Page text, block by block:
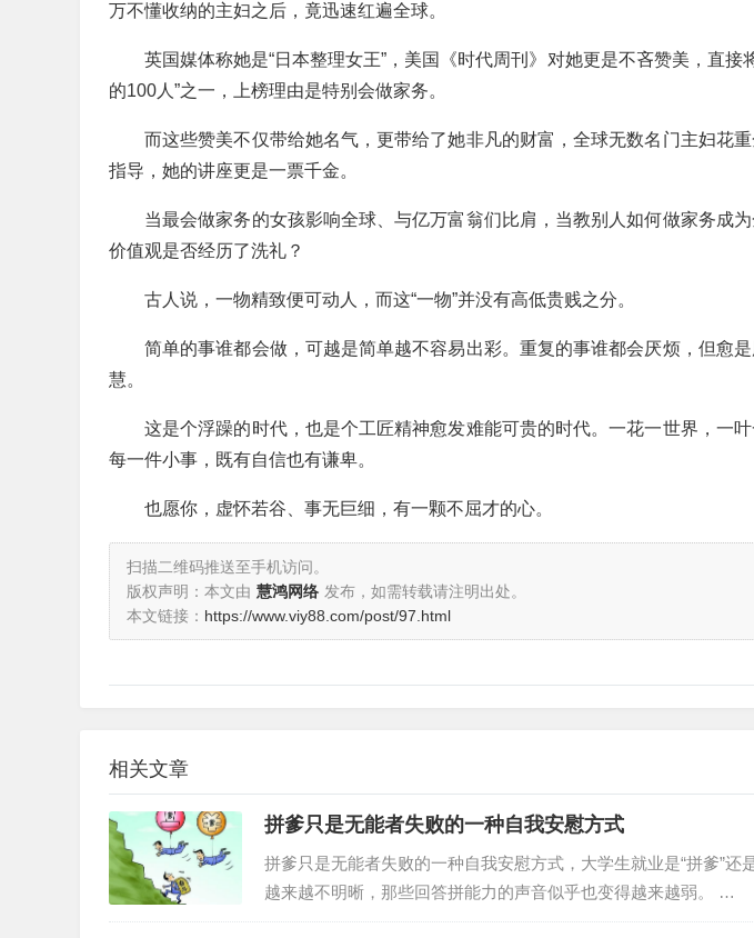
万不懂收纳的主妇之后，竟迅速红遍全球。
英国媒体称她是“日本整理女王”，美国《时代周刊》对她更是不吝赞美，直接
的100人”之一，上榜理由是特别会做家务。
而这些赞美不仅带给她名气，更带给了她非凡的财富，全球无数名门主妇花
指导，她的讲座更是一票千金。
当最会做家务的女孩影响全球、与亿万富翁们比肩，当教别人如何做家务成
价值观是否经历了洗礼？
古人说，一物精致便可动人，而这“一物”并没有高低贵贱之分。
简单的事谁都会做，可越是简单越不容易出彩。重复的事谁都会厌烦，但愈
慧。
这是个浮躁的时代，也是个工匠精神愈发难能可贵的时代。一花一世界，一
每一件小事，既有自信也有谦卑。
也愿你，虚怀若谷、事无巨细，有一颗不屈才的心。
扫描二维码推送至手机访问。
版权声明：本文由 慧鸿网络 发布，如需转载请注明出处。
本文链接： https://www.viy88.com/post/97.html
相关文章
拼爹只是无能者失败的一种自我安慰方式
拼爹只是无能者失败的一种自我安慰方式，大学生就业是“拼爹”还
越来越不明晰，那些回答拼能力的声音似乎也变得越来越弱。 …